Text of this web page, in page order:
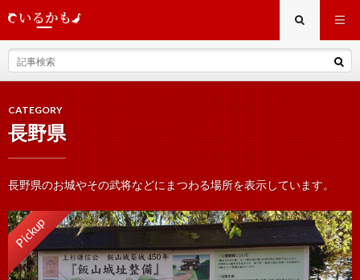
CATEGORY
長野県
長野県のお城やその武将などにまつわる場所を表示しています。
Pickup